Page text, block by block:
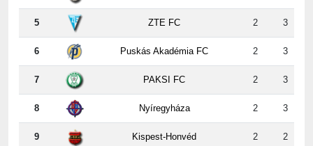
6 Puskás Akadémia FC 2 3
7 PAKSI FC 2 3
8 Nyíregyháza 2 3
9 Kispest-Honvéd 2 2
10 Vasas 2 2